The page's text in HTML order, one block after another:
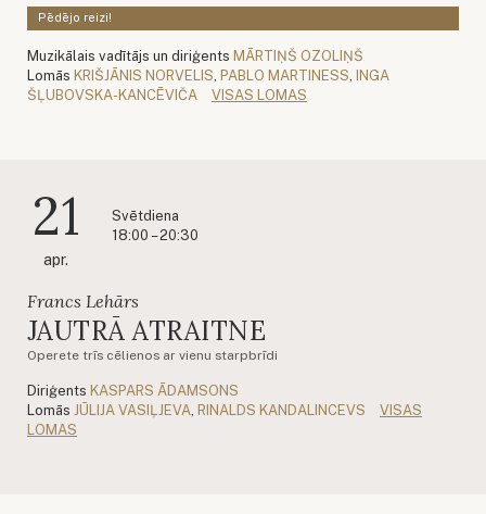
Pēdējo reizi!
Muzikālais vadītājs un diriģents MĀRTIŅŠ OZOLIŅŠ
Lomās KRIŠJĀNIS NORVELIS PABLO MARTINESS INGA
ŠĻUBOVSKA-KANCĒVIČA
VISAS LOMAS
21
apr.
Svētdiena
18:00 – 20:30
Francs Lehārs
JAUTRĀ ATRAITNE
Operete trīs cēlienos ar vienu starpbrīdi
Diriģents KASPARS ĀDAMSONS
Lomās JŪLIJA VASIĻJEVA RINALDS KANDALINCEVS
VISAS
LOMAS